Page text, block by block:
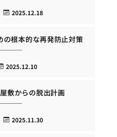
2025.12.18
の根本的な再発防止対策
2025.12.10
敷からの脱出計画
2025.11.30